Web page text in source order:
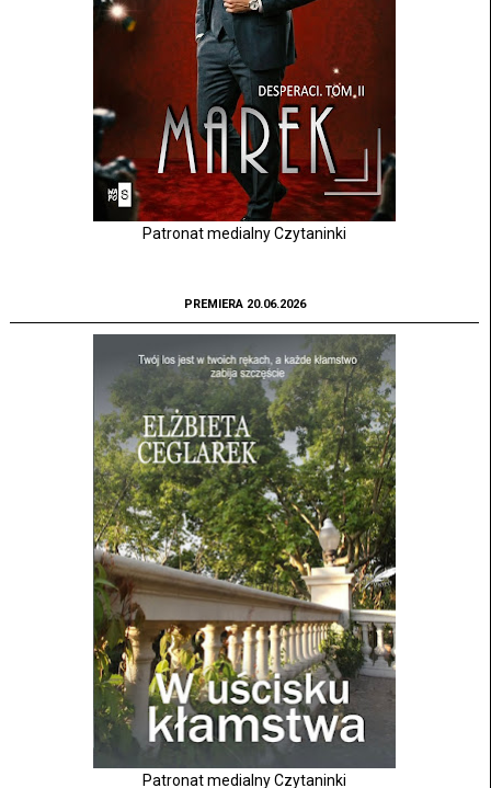
Patronat medialny Czytaninki
PREMIERA 20.06.2026
Patronat medialny Czytaninki